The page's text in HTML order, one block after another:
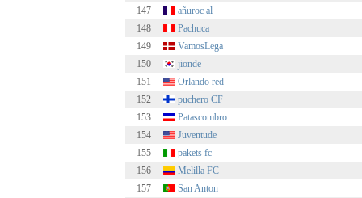
147
añuroc al
148
Pachuca
149
VamosLega
150
jionde
151
Orlando red
152
puchero CF
153
Patascombro
154
Juventude
155
pakets fc
156
Melilla FC
157
San Anton